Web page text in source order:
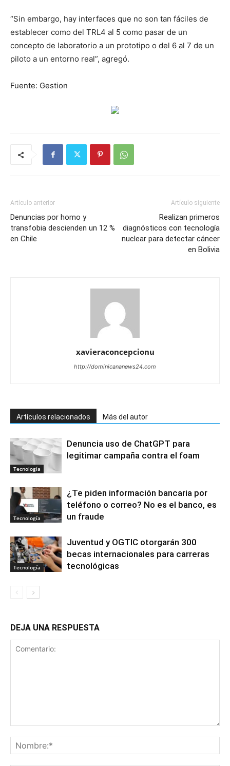
“Sin embargo, hay interfaces que no son tan fáciles de
establecer como del TRL4 al 5 como pasar de un
concepto de laboratorio a un prototipo o del 6 al 7 de un
piloto a un entorno real”, agregó.
Fuente: Gestion
Artículo anterior
Denuncias por homo y
transfobia descienden un 12 %
en Chile
Artículo siguiente
Realizan primeros
diagnósticos con tecnología
nuclear para detectar cáncer
en Bolivia
xavieraconcepcionu
http://dominicananews24.com
Artículos relacionados Más del autor
Tecnología
Denuncia uso de ChatGPT para
legitimar campaña contra el foam
Tecnología
¿Te piden información bancaria por
teléfono o correo? No es el banco, es
un fraude
Tecnología
Juventud y OGTIC otorgarán 300
becas internacionales para carreras
tecnológicas
DEJA UNA RESPUESTA